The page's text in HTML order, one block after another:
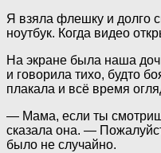
Я взяла флешку и долго
ноутбук. Когда видео
На экране была наша
и говорила тихо, будто
плакала и всё время
— Мама, если ты
сказала она. —
было не случайно.